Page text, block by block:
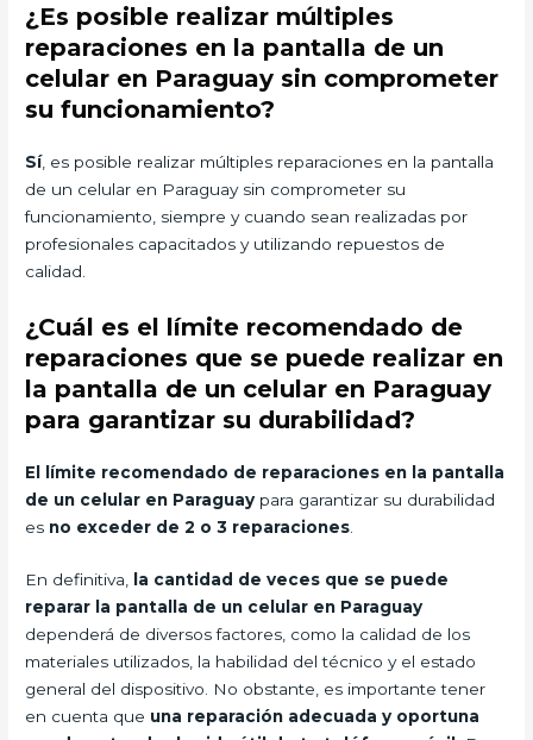
¿Es posible realizar múltiples
reparaciones en la pantalla de un
celular en Paraguay sin comprometer
su funcionamiento?
Sí, es posible realizar múltiples reparaciones en la pantalla
de un celular en Paraguay sin comprometer su
funcionamiento, siempre y cuando sean realizadas por
profesionales capacitados y utilizando repuestos de
calidad.
¿Cuál es el límite recomendado de
reparaciones que se puede realizar en
la pantalla de un celular en Paraguay
para garantizar su durabilidad?
El límite recomendado de reparaciones en la pantalla
de un celular en Paraguay para garantizar su durabilidad
es no exceder de 2 o 3 reparaciones
En definitiva, la cantidad de veces que se puede
reparar la pantalla de un celular en Paraguay
dependerá de diversos factores, como la calidad de los
materiales utilizados, la habilidad del técnico y el estado
general del dispositivo. No obstante, es importante tener
en cuenta que una reparación adecuada y oportuna